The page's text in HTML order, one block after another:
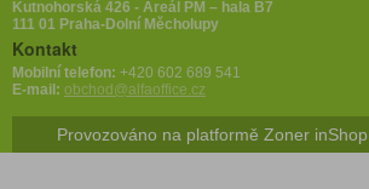
Kutnohorská 426 - Areál PM – hala B7
111 01 Praha-Dolní Měcholupy
Kontakt
Mobilní telefon: +420 602 689 541
E-mail: obchod@alfaoffice.cz
Provozováno na platformě Zoner inShop